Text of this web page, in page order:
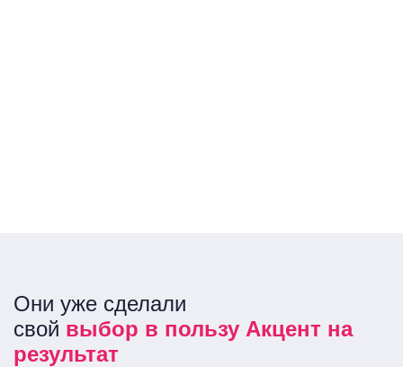
Они уже сделали
свой выбор в пользу Акцент на
результат